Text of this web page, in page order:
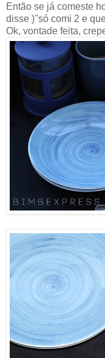
Então se já comeste
disse )"só comi 2 e
Ok, vontade feita,